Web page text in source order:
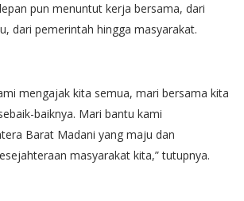
pun menuntut kerja bersama, dari
dari pemerintah hingga masyarakat.
mengajak kita semua, mari bersama kita
baiknya. Mari bantu kami
Barat Madani yang maju dan
masyarakat kita,” tutupnya.